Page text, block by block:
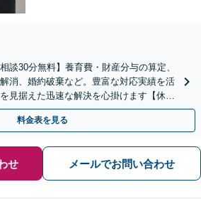
談30分無料】養育費・財産分与の算定、
消、婚約破棄など。豊富な対応実績を活
見据えた迅速な解決を心掛けます【休
】
料金表を見る
せ メールでお問い合わせ